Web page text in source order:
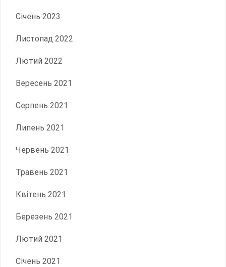
Січень 2023
Листопад 2022
Лютий 2022
Вересень 2021
Серпень 2021
Липень 2021
Червень 2021
Травень 2021
Квітень 2021
Березень 2021
Лютий 2021
Січень 2021